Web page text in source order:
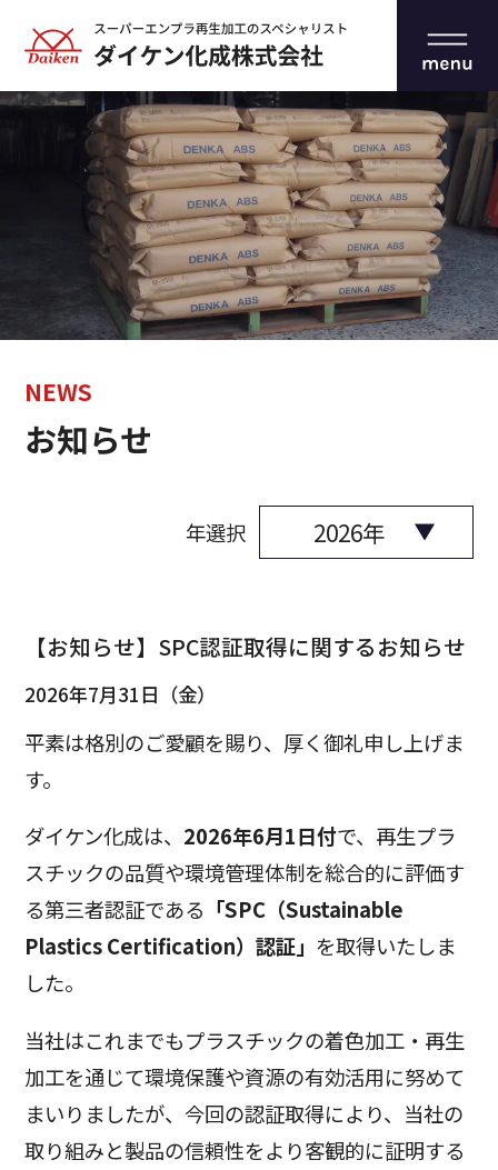
NEWS
お知らせ
年選択
【お知らせ】SPC認証取得に関するお知らせ
2026年7月31日（金）
平素は格別のご愛顧を賜り、厚く御礼申し上げま
す。
ダイケン化成は、 2026年6月1日付で、再生プラ
スチックの品質や環境管理体制を総合的に評価す
る第三者認証である 「SPC（Sustainable
Plastics Certification）認証」 を取得いたしま
した。
当社はこれまでもプラスチックの着色加工・再生
加工を通じて環境保護や資源の有効活用に努めて
まいりましたが、今回の認証取得により、当社の
取り組みと製品の信頼性をより客観的に証明する